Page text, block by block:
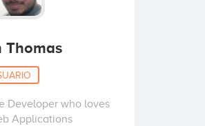
Thomas
Developer who loves
Applications